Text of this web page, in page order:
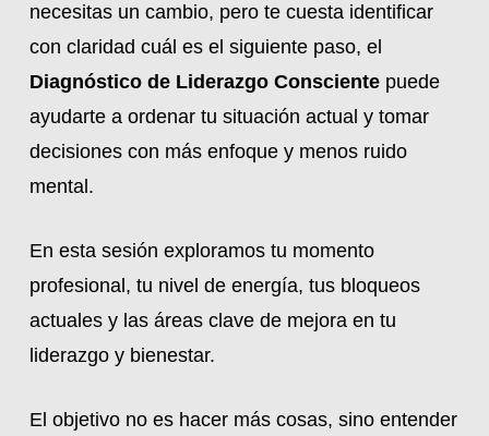
necesitas un cambio, pero te cuesta identificar
con claridad cuál es el siguiente paso, el
Diagnóstico de Liderazgo Conscientepuede
ayudarte a ordenar tu situación actual y tomar
decisiones con más enfoque y menos ruido
mental.
En esta sesión exploramos tu momento
profesional, tu nivel de energía, tus bloqueos
actuales y las áreas clave de mejora en tu
liderazgo y bienestar.
El objetivo no es hacer más cosas, sino entender